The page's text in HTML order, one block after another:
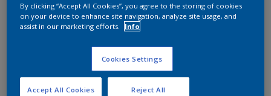
By clicking “Accept All Cookies”, you agree to the storing of cookies
on your device to enhance site navigation, analyze site usage, and
assist in our marketing efforts.
Info
Cookies Settings
Reject All
Accept All Cookies